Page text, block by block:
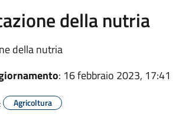
della nutria
della nutria
: 16 febbraio 2023, 17:41
: Agricoltura